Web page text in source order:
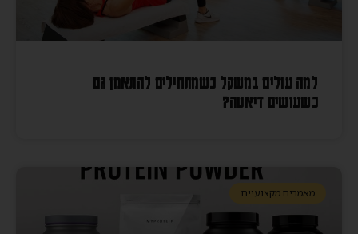
למה עולים במשקל כשמתחילים להתאמן גם
כשעושים דיאטה?
מאמרים מקצועיים